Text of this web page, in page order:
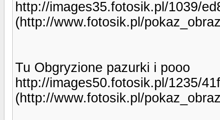
http://images35.fotosik.pl/1039/
(http://www.fotosik.pl/
Tu Obgryzione pazurki i pooo
http://images50.fotosik.pl/1235/
(http://www.fotosik.pl/